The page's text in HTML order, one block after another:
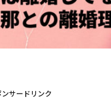
ンサードリンク